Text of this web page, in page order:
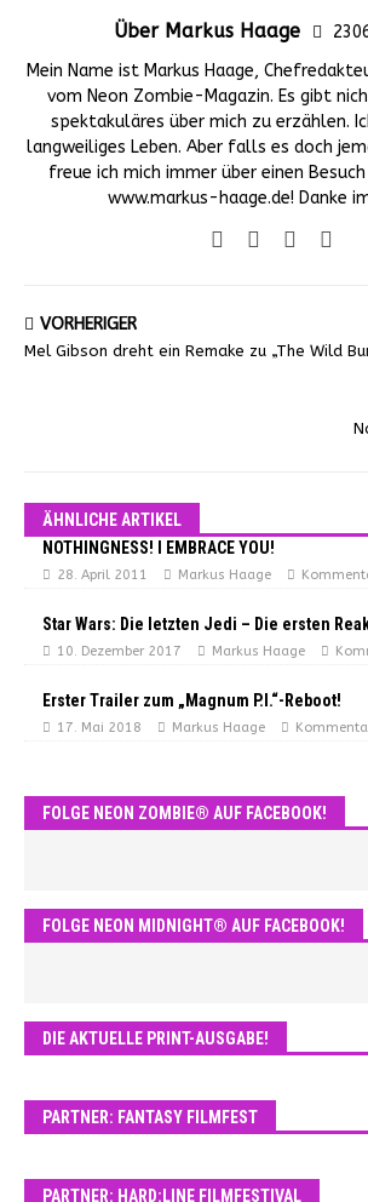
Über Markus Haage
Mein Name ist Markus Haage,
vom Neon Zombie-Magazin. Es gibt
spektakuläres über mich zu erzählen.
langweiliges Leben. Aber falls es doch
freue ich mich immer über einen
www.markus-haage.de! Danke
VORHERIGER
Mel Gibson dreht ein Remake zu „The Wild
ÄHNLICHE ARTIKEL
NOTHINGNESS! I EMBRACE YOU!
28. April 2011 Markus Haage
Star Wars: Die letzten Jedi – Die ersten
10. Dezember 2017 Markus Haage
Erster Trailer zum „Magnum P.I.“-Reboot!
17. Mai 2018 Markus Haage
FOLGE NEON ZOMBIE® AUF FACEBOOK!
FOLGE NEON MIDNIGHT® AUF FACEBOOK!
DIE AKTUELLE PRINT-AUSGABE!
PARTNER: FANTASY FILMFEST
PARTNER: HARD:LINE FILMFESTIVAL